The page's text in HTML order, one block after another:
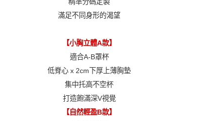
滿足不同身形的渴望
【小胸立體A款】
適合A-B罩杯
低脊心 x 2cm下厚上薄胸墊
集中托高不空杯
打造飽滿深V視覺
【自然輕盈B款】